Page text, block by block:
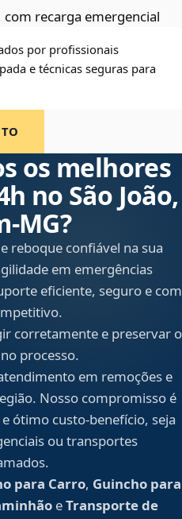
recarga emergencial
por profissionais
e técnicas seguras para
os melhores
no São João,
reboque confiável na sua
em emergências
eficiente, seguro e com
corretamente e preservar o
processo.
em remoções e
Nosso compromisso é
ótimo custo-benefício, seja
ou transportes
para Carro, Guincho para
eTransporte de